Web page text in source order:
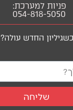
החדש עולה?
שליחה
פניות למערכת:
054-818-5050